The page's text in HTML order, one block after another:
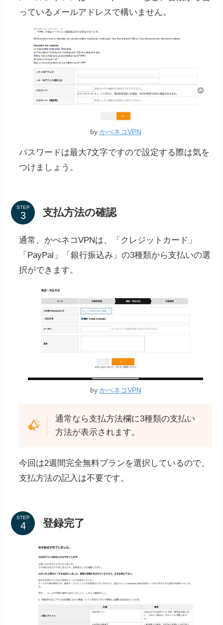
っているメールアドレスで構いません。
by かべネコVPN
パスワードは最大7文字ですので設定する際は気を
つけましょう。
STEP 支払方法の確認
通常、かべネコVPNは、「クレジットカード」
「PayPal」「銀行振込み」の3種類から支払いの選
択ができます。
by かべネコVPN
通常なら支払方法欄に3種類の支払い
方法が表示されます。
今回は2週間完全無料プランを選択しているので、
支払方法の記入は不要です。
STEP 登録完了